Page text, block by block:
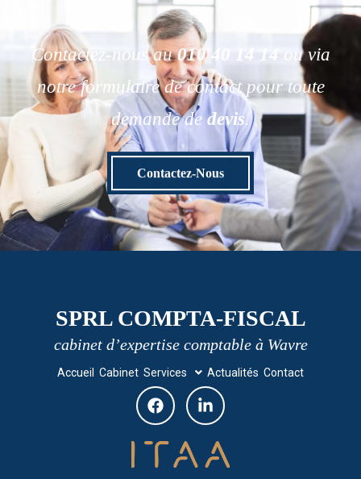
Contactez-nous au010 40 14 14
ou via
notre formulaire de contact pour toute
demande de devis.
Contactez-Nous
SPRL COMPTA-FISCAL
cabinet d’expertise comptable à Wavre
Accueil Cabinet Services Actualités Contact